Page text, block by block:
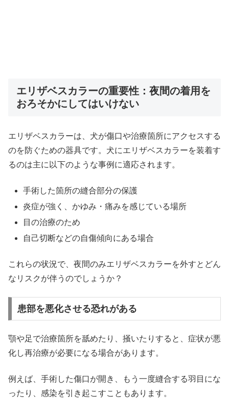
エリザベスカラーの重要性：夜間の着用を
おろそかにしてはいけない
エリザベスカラーは、犬が傷口や治療箇所にアクセスする
のを防ぐための器具です。犬にエリザベスカラーを装着す
るのは主に以下のような事例に適応されます。
手術した箇所の縫合部分の保護
炎症が強く、かゆみ・痛みを感じている場所
目の治療のため
自己切断などの自傷傾向にある場合
これらの状況で、夜間のみエリザベスカラーを外すとどん
なリスクが伴うのでしょうか？
患部を悪化させる恐れがある
顎や足で治療箇所を舐めたり、掻いたりすると、症状が悪
化し再治療が必要になる場合があります。
例えば、手術した傷口が開き、もう一度縫合する羽目にな
ったり、感染を引き起こすこともあります。